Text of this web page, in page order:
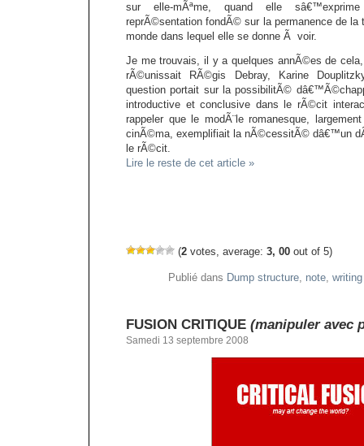
sur elle-mÃªme, quand elle
reprÃ©sentation fondÃ© sur la permanence de
monde dans lequel elle se donne Ã voir.
Je me trouvais, il y a quelques annÃ©es de
rÃ©unissait RÃ©gis Debray, Karine
question portait sur la possibilitÃ©
introductive et conclusive dans le rÃ©cit
rappeler que le modÃ¨le romanesque,
cinÃ©ma, exemplifiait la nÃ©cessitÃ© dâ€™un
le rÃ©cit.
Lire le reste de cet article »
(2 votes, average: 3, 00 out of 5)
Publié dans Dump structure, note, writing
FUSION CRITIQUE (manipuler avec
Samedi 13 septembre 2008